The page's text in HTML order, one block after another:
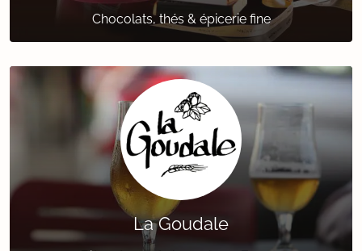
Chocolats, thés & épicerie fine
La Goudale